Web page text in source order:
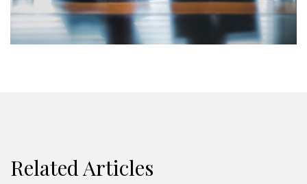
Related Articles